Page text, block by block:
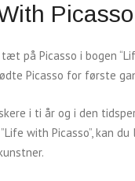
på Picasso i bogen
Picasso for første
i ti år og i den
”Life with Picasso”, kan